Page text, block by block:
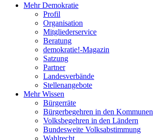
Mehr Demokratie
Profil
Organisation
Mitgliederservice
Beratung
demokratie!-Magazin
Satzung
Partner
Landesverbände
Stellenangebote
Mehr Wissen
Bürgerräte
Bürgerbegehren in den Kommunen
Volksbegehren in den Ländern
Bundesweite Volksabstimmung
Wahlrecht